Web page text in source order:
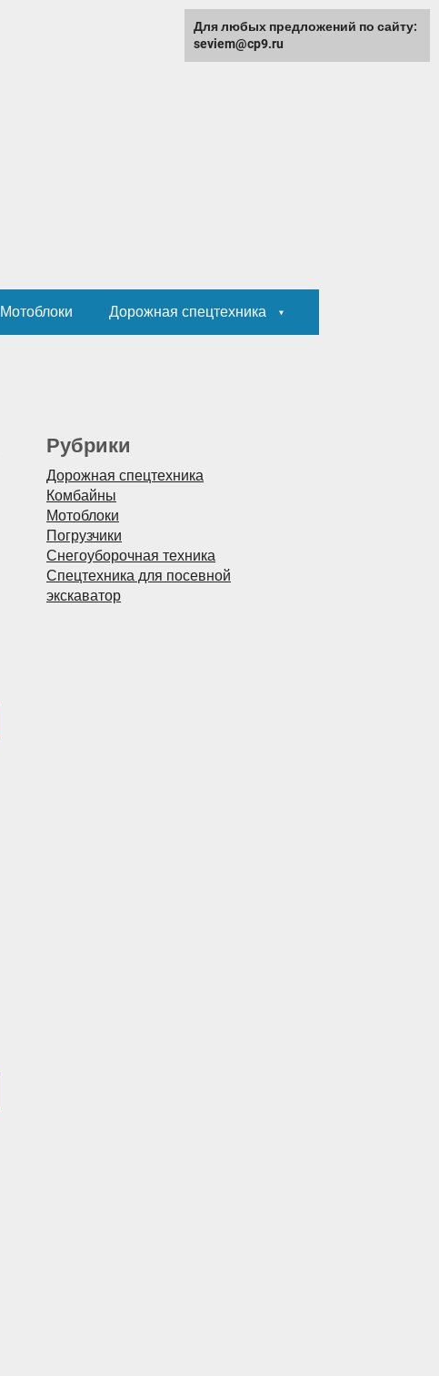
Мотоблоки Дорожная спецтехника
Рубрики
Дорожная спецтехника
Комбайны
Мотоблоки
Погрузчики
Снегоуборочная техника
Спецтехника для посевной
экскаватор
Для любых предложений по сайту:
seviem@cp9.ru